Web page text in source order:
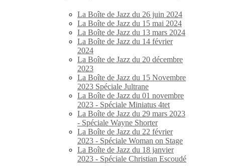
La Boîte de Jazz du 26 juin 2024
La Boîte de Jazz du 15 mai 2024
La Boîte de Jazz du 13 mars 2024
La Boîte de Jazz du 14 février
2024
La Boîte de Jazz du 20 décembre
2023
La Boîte de Jazz du 15 Novembre
2023 Spéciale Jultrane
La Boîte de Jazz du 01 novembre
2023 - Spéciale Miniatus 4tet
La Boîte de Jazz du 29 mars 2023
- Spéciale Wayne Shorter
La Boîte de Jazz du 22 février
2023 - Spéciale Woman on Stage
La Boîte de Jazz du 18 janvier
2023 - Spéciale Christian Escoudé